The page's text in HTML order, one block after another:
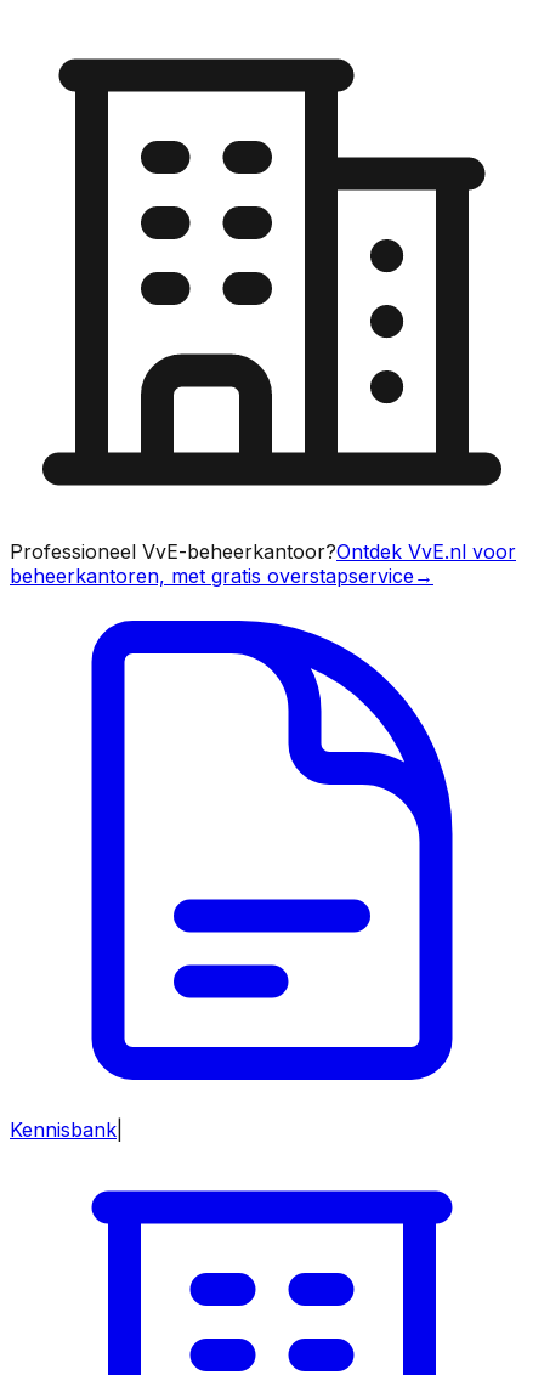
Professioneel VvE-beheerkantoor?Ontdek VvE.nl voor
beheerkantoren, met gratis overstapservice→
Kennisbank